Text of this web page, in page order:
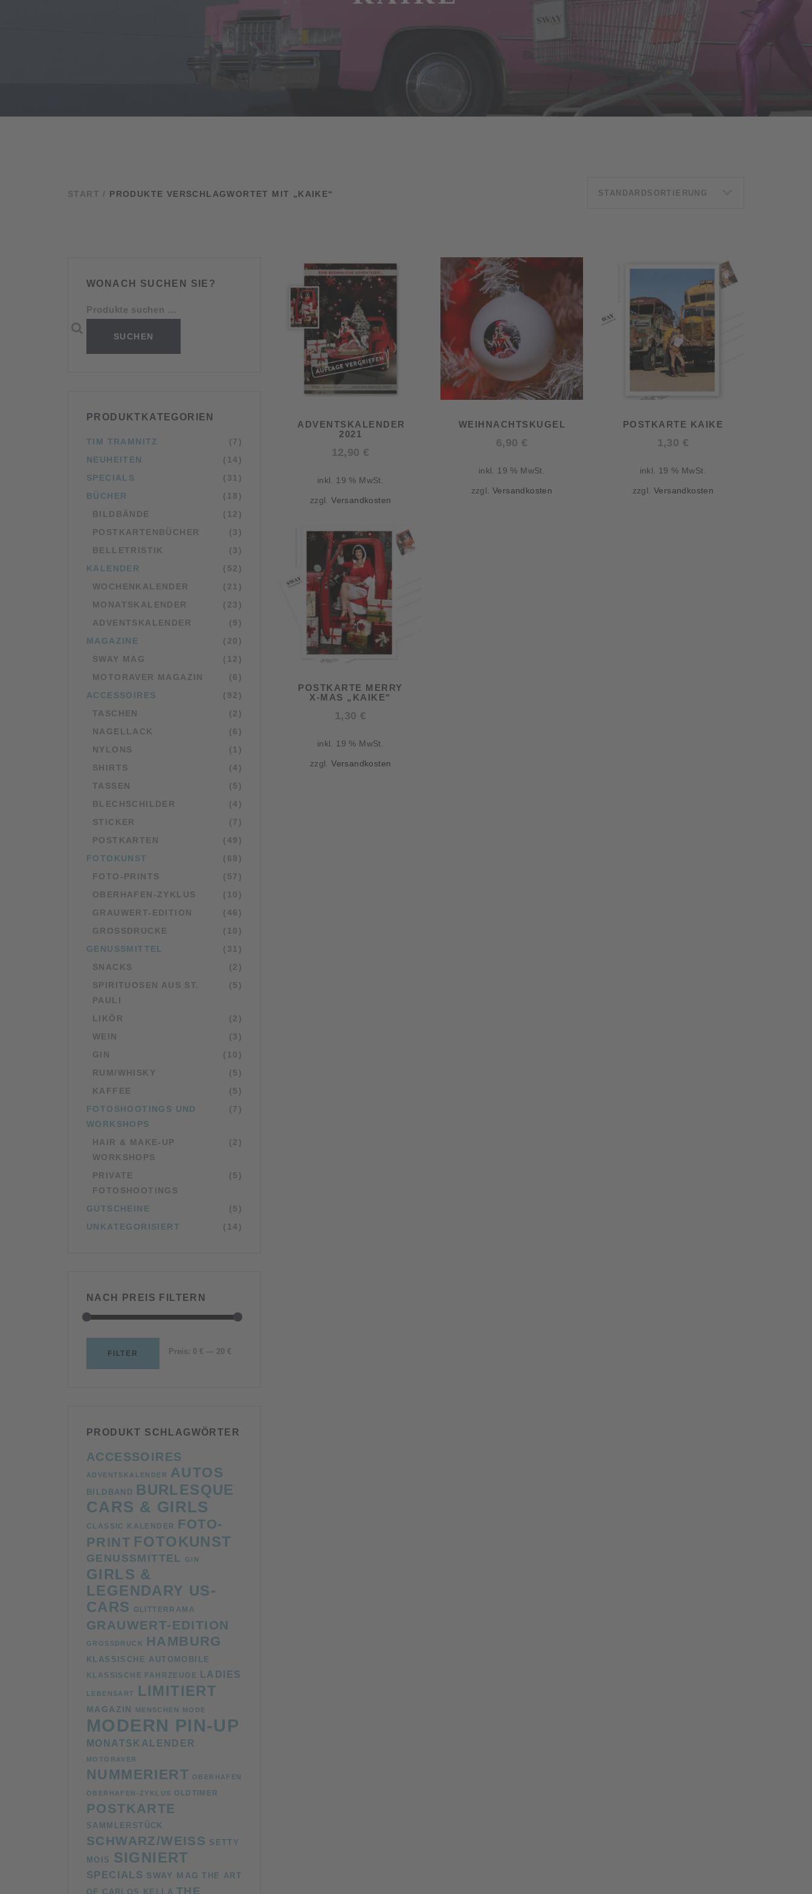
START / PRODUKTE VERSCHLAGWORTET MIT „KAIKE“
WONACH SUCHEN SIE?
SUCHEN
PRODUKTKATEGORIEN
TIM TRAMNITZ
(7)
NEUHEITEN
(14)
SPECIALS
(31)
BÜCHER
(18)
BILDBÄNDE
(12)
POSTKARTENBÜCHER
(3)
BELLETRISTIK
(3)
KALENDER
(52)
WOCHENKALENDER
(21)
MONATSKALENDER
(23)
ADVENTSKALENDER
(9)
MAGAZINE
(20)
SWAY MAG
(12)
MOTORAVER MAGAZIN
(6)
ACCESSOIRES
(92)
TASCHEN
(2)
NAGELLACK
(6)
NYLONS
(1)
SHIRTS
(4)
TASSEN
(5)
BLECHSCHILDER
(4)
STICKER
(7)
POSTKARTEN
(49)
FOTOKUNST
(68)
FOTO-PRINTS
(57)
OBERHAFEN-ZYKLUS
(10)
GRAUWERT-EDITION
(46)
GROSSDRUCKE
(10)
GENUSSMITTEL
(31)
SNACKS
(2)
SPIRITUOSEN AUS ST.
PAULI
(5)
LIKÖR
(2)
WEIN
(3)
GIN
(10)
RUM/WHISKY
(5)
KAFFEE
(5)
FOTOSHOOTINGS UND
WORKSHOPS
(7)
HAIR & MAKE-UP
WORKSHOPS
(2)
PRIVATE
FOTOSHOOTINGS
(5)
GUTSCHEINE
(5)
UNKATEGORISIERT
(14)
NACH PREIS FILTERN
FILTER Preis: 0 € — 20 €
PRODUKT SCHLAGWÖRTER
ACCESSOIRES
ADVENTSKALENDER AUTOS
BILDBAND BURLESQUE
CARS & GIRLS
CLASSIC KALENDER
FOTO-
PRINT FOTOKUNST
GENUSSMITTEL GIN
GIRLS &
LEGENDARY US-
CARS
GLITTERRAMA
GRAUWERT-EDITION
GROSSDRUCK HAMBURG
KLASSISCHE AUTOMOBILE
KLASSISCHE FAHRZEUGE LADIES
LEBENSART LIMITIERT
MAGAZIN MENSCHEN MODE
MODERN PIN-UP
MONATSKALENDER
MOTORAVER
NUMMERIERT OBERHAFEN
OBERHAFEN-ZYKLUS OLDTIMER
POSTKARTE
SAMMLERSTÜCK
SCHWARZ/WEISS SETTY
MOIS SIGNIERT
SPECIALS SWAY MAG THE ART
OF CARLOS KELLA THE
ADVENTSKALENDER
2021
12,90 €
inkl. 19 % MwSt.
zzgl.Versandkosten
WEIHNACHTSKUGEL
6,90 €
inkl. 19 % MwSt.
zzgl.Versandkosten
POSTKARTE KAIKE
1,30 €
inkl. 19 % MwSt.
zzgl. Versandkosten
POSTKARTE MERRY
X-MAS „KAIKE“
1,30 €
inkl. 19 % MwSt.
zzgl.Versandkosten